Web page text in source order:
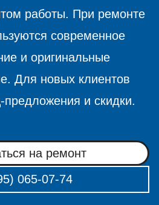
работы. При ремонте
современное
и оригинальные
Для новых клиентов
предложения и скидки.
на ремонт
065-07-74